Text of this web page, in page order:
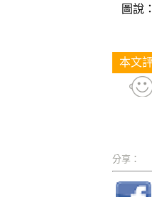
圖說
本文
分享：